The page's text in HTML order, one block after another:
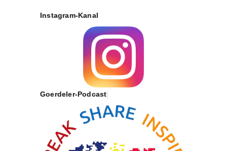
Instagram-Kanal
Goerdeler-Podcast